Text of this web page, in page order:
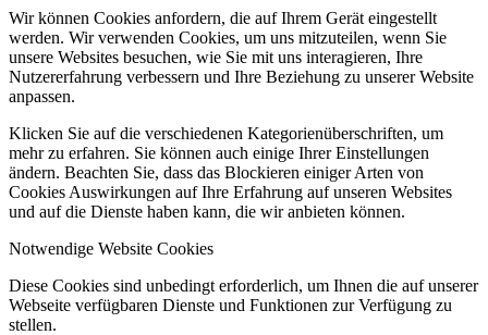
Wir können Cookies anfordern, die auf Ihrem Gerät eingestellt
werden. Wir verwenden Cookies, um uns mitzuteilen, wenn Sie
unsere Websites besuchen, wie Sie mit uns interagieren, Ihre
Nutzererfahrung verbessern und Ihre Beziehung zu unserer Website
anpassen.
Klicken Sie auf die verschiedenen Kategorienüberschriften, um
mehr zu erfahren. Sie können auch einige Ihrer Einstellungen
ändern. Beachten Sie, dass das Blockieren einiger Arten von
Cookies Auswirkungen auf Ihre Erfahrung auf unseren Websites
und auf die Dienste haben kann, die wir anbieten können.
Notwendige Website Cookies
Diese Cookies sind unbedingt erforderlich, um Ihnen die auf unserer
Webseite verfügbaren Dienste und Funktionen zur Verfügung zu
stellen.